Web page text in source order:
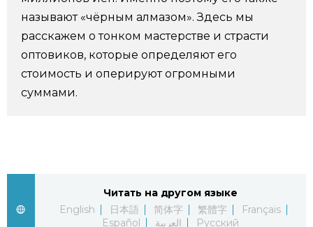
Культура
Жизнь
Технологии
называют «чёрным алмазом». Здесь мы
расскажем о тонком мастерстве и страсти
оптовиков, которые определяют его
стоимость и оперируют огромными
суммами.
Читать на другом языке
English
日本語 简体字 繁體字
Français
Español
العربية Русский